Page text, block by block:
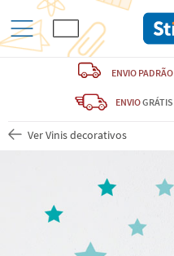
ENVIO PADRÃO
ENVIOGRÁTIS
Ver Vinis decorativos